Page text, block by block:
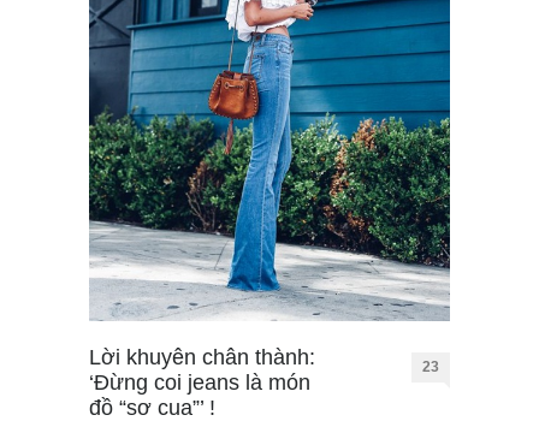
Lời khuyên chân thành:
‘Đừng coi jeans là món
đồ “sơ cua”’ !
23